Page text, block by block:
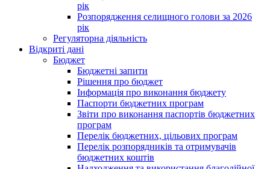
рік
Розпорядження селищного голови за 2026
рік
Регуляторна діяльність
Відкриті дані
Бюджет
Бюджетні запити
Рішення про бюджет
Інформація про виконання бюджету
Паспорти бюджетних програм
Звіти про виконання паспортів бюджетних
програм
Перелік бюджетних, цільових програм
Перелік розпорядників та отримувачів
бюджетних коштів